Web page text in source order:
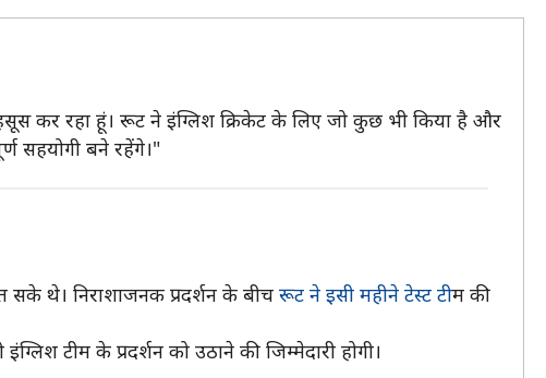
कर रहा हूं। रूट ने इंग्लिश क्रिकेट के लिए जो कुछ भी किया है और
सहयोगी बने रहेंगे।"
थे। निराशाजनक प्रदर्शन के बीच रूट ने इसी महीने टेस्ट टीम की
टीम के प्रदर्शन को उठाने की जिम्मेदारी होगी।